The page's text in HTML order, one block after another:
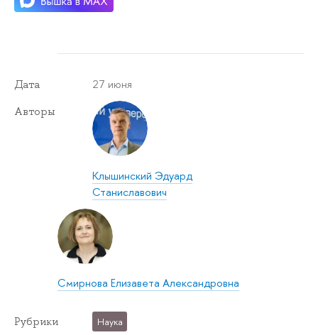
Дата 27 июня
Авторы
Клышинский Эдуард
Станиславович
Смирнова Елизавета Александровна
Рубрики Наука